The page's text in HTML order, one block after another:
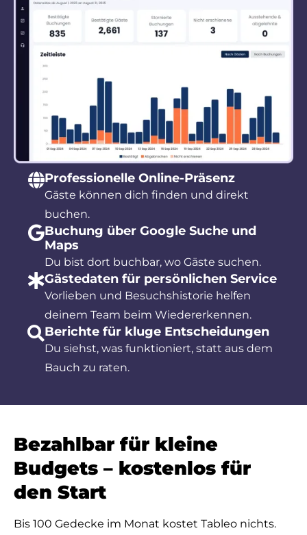
Professionelle Online-Präsenz
Gäste können dich finden und direkt
buchen.
Buchung über Google Suche und
Maps
Du bist dort buchbar, wo Gäste suchen.
Gästedaten für persönlichen Service
Vorlieben und Besuchshistorie helfen
deinem Team beim Wiedererkennen.
Berichte für kluge Entscheidungen
Du siehst, was funktioniert, statt aus dem
Bauch zu raten.
Bezahlbar für kleine
Budgets – kostenlos für
den Start
Bis 100 Gedecke im Monat kostet Tableo nichts.